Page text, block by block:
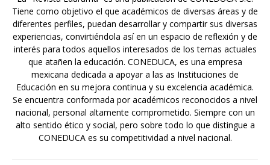
Tiene como objetivo el que académicos de diversas áreas y de
diferentes perfiles, puedan desarrollar y compartir sus diversas
experiencias, convirtiéndola así en un espacio de reflexión y de
interés para todos aquellos interesados de los temas actuales
que atañen la educación. CONEDUCA, es una empresa
mexicana dedicada a apoyar a las as Instituciones de
Educación en su mejora continua y su excelencia académica.
Se encuentra conformada por académicos reconocidos a nivel
nacional, personal altamente comprometido. Siempre con un
alto sentido ético y social, pero sobre todo lo que distingue a
CONEDUCA es su competitividad a nivel nacional.